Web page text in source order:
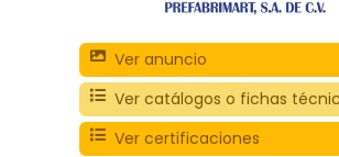
Ver anuncio
Ver catálogos o fichas
Ver certificaciones